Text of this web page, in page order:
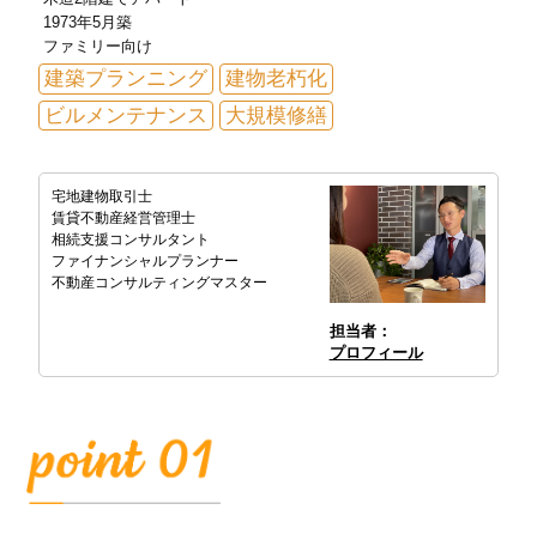
1973年5月築
ファミリー向け
建築プランニング
建物老朽化
ビルメンテナンス
大規模修繕
宅地建物取引士
賃貸不動産経営管理士
相続支援コンサルタント
ファイナンシャルプランナー
不動産コンサルティングマスター
担当者：
プロフィール